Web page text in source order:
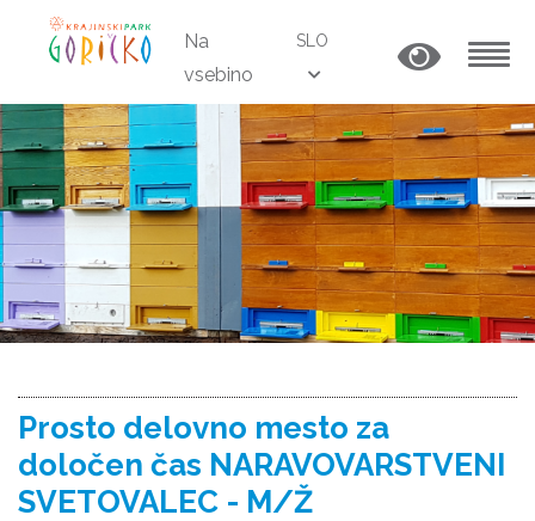
Na
vsebino
SLO
Prosto delovno mesto za
določen čas NARAVOVARSTVENI
SVETOVALEC - M/Ž